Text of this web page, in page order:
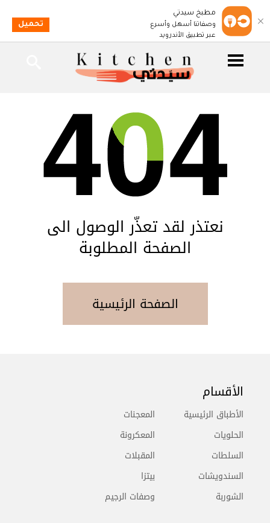
نعتذر لقد تعذّر الوصول الى
الصفحة المطلوبة
الصفحة الرئيسية
الأقسام
الأطباق الرئيسية
الحلويات
السلطات
السندويشات
الشوربة
المعجنات
المعكرونة
المقبلات
بيتزا
وصفات الرجيم
مطبخ سيدتي
وصفاتنا أسهل وأسرع
عبر تطبيق الأندرويد
تحميل